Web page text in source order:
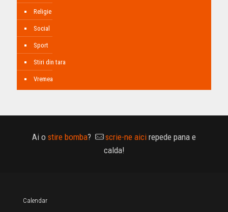
Religie
Social
Sport
Stiri din tara
Vremea
Ai o stire bomba? scrie-ne aici repede pana e
calda!
Calendar